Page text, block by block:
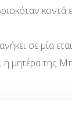
κοντά
σε μία
η μητέρα της